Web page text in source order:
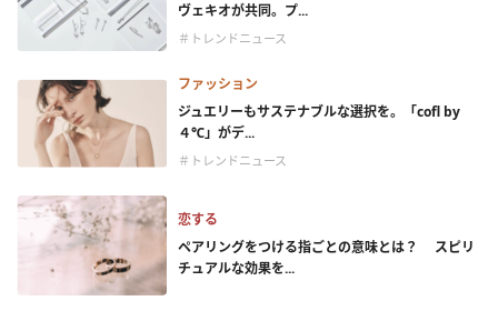
ヴェキオが共同。プ...
＃トレンドニュース
ファッション
ジュエリーもサステナブルな選択を。「cofl by
４℃」がデ...
＃トレンドニュース
恋する
ペアリングをつける指ごとの意味とは？ スピリ
チュアルな効果を...